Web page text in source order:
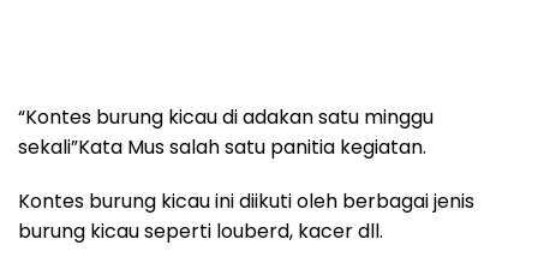
“Kontes burung kicau di adakan satu minggu
sekali”Kata Mus salah satu panitia kegiatan.
Kontes burung kicau ini diikuti oleh berbagai jenis
burung kicau seperti louberd, kacer dll.